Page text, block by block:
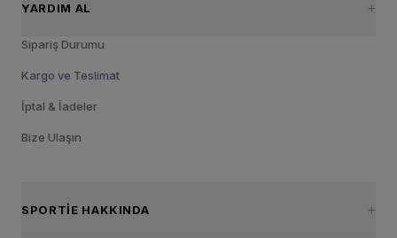
YARDIM AL
Sipariş Durumu
Kargo ve Teslimat
İptal & İadeler
Bize Ulaşın
SPORTIE HAKKINDA